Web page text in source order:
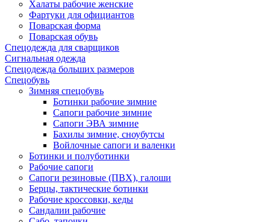
Халаты рабочие женские
Фартуки для официантов
Поварская форма
Поварская обувь
Спецодежда для сварщиков
Сигнальная одежда
Спецодежда больших размеров
Спецобувь
Зимняя спецобувь
Ботинки рабочие зимние
Сапоги рабочие зимние
Сапоги ЭВА зимние
Бахилы зимние, сноубутсы
Войлочные сапоги и валенки
Ботинки и полуботинки
Рабочие сапоги
Сапоги резиновые (ПВХ), галоши
Берцы, тактические ботинки
Рабочие кроссовки, кеды
Сандалии рабочие